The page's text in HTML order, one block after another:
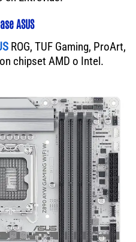
ASUS
ROG, TUF Gaming, ProArt,
chipset AMD o Intel.